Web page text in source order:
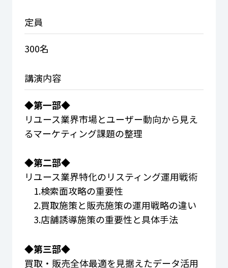
定員
300名
講演内容
◆第一部◆
リユース業界市場とユーザー動向から見え
るマーケティング課題の整理
◆第二部◆
リユース業界特化のリスティング運用戦術
1.検索面攻略の重要性
2.買取施策と販売施策の運用戦略の違い
3.店舗誘導施策の重要性と具体手法
◆第三部◆
買取・販売全体最適を見据えたデータ活用